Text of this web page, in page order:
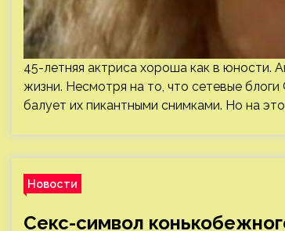
45-летняя актриса хороша как в юности.
жизни. Несмотря на то, что сетевые
балует их пикантными снимками. Но на
Новости
Секс-символ